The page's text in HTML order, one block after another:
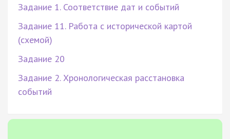
Задание 1. Соответствие дат и событий
Задание 11. Работа с исторической картой
(схемой)
Задание 20
Задание 2. Хронологическая расстановка
событий